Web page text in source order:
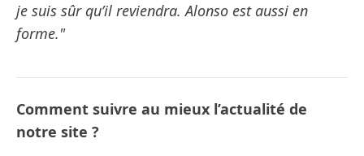
je suis sûr qu’il reviendra. Alonso est aussi en
forme."
Comment suivre au mieux l’actualité de
notre site ?